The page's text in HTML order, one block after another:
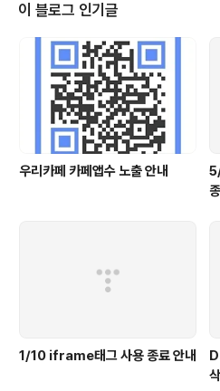
이 블로그 인기글
우리카페 카페앱수 노출 안내
1/10 iframe태그 사용 종료 안내